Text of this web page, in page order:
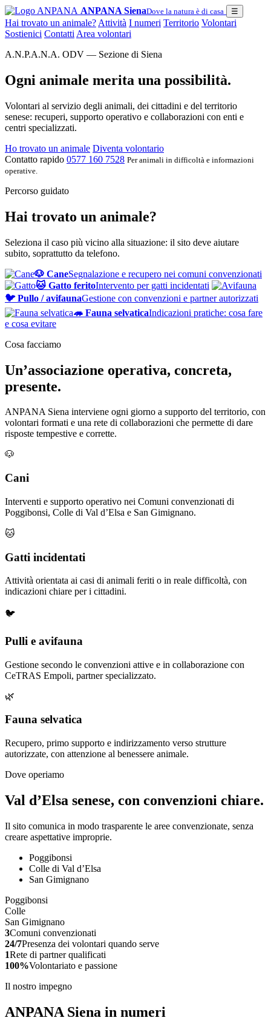
ANPANA SienaDove la natura è di casa ☰
Hai trovato un animale? Attività I numeri Territorio Volontari
Sostienici Contatti Area volontari
A.N.P.A.N.A. ODV — Sezione di Siena
Ogni animale merita una possibilità.
Volontari al servizio degli animali, dei cittadini e del territorio
senese: recuperi, supporto operativo e collaborazioni con enti e
centri specializzati.
Ho trovato un animale Diventa volontario
Contatto rapido 0577 160 7528 Per animali in difficoltà e informazioni
operative.
Percorso guidato
Hai trovato un animale?
Seleziona il caso più vicino alla situazione: il sito deve aiutare
subito, soprattutto da telefono.
🐶 CaneSegnalazione e recupero nei comuni convenzionati
🐱 Gatto feritoIntervento per gatti incidentati
🐦 Pullo / avifaunaGestione con convenzioni e partner autorizzati
🦔 Fauna selvaticaIndicazioni pratiche: cosa fare
e cosa evitare
Cosa facciamo
Un’associazione operativa, concreta,
presente.
ANPANA Siena interviene ogni giorno a supporto del territorio, con
volontari formati e una rete di collaborazioni che permette di dare
risposte tempestive e corrette.
🐶
Cani
Interventi e supporto operativo nei Comuni convenzionati di
Poggibonsi, Colle di Val d’Elsa e San Gimignano.
🐱
Gatti incidentati
Attività orientata ai casi di animali feriti o in reale difficoltà, con
indicazioni chiare per i cittadini.
🐦
Pulli e avifauna
Gestione secondo le convenzioni attive e in collaborazione con
CeTRAS Empoli, partner specializzato.
🌿
Fauna selvatica
Recupero, primo supporto e indirizzamento verso strutture
autorizzate, con attenzione al benessere animale.
Dove operiamo
Val d’Elsa senese, con convenzioni chiare.
Il sito comunica in modo trasparente le aree convenzionate, senza
creare aspettative improprie.
Poggibonsi
Colle di Val d’Elsa
San Gimignano
Poggibonsi
Colle
San Gimignano
3Comuni convenzionati
24/7Presenza dei volontari quando serve
1Rete di partner qualificati
100%Volontariato e passione
Il nostro impegno
ANPANA Siena in numeri